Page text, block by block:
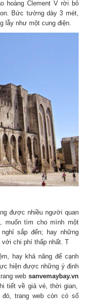
hoàng Clement V rời bỏ
Bức tường dày 3 mét,
lẫy như một cung điện.
được nhiều người quan
muốn tìm cho mình một
sắp đến; hay những
chi phí thấp nhất. T
hay khả năng để cạnh
hiện được những ý định
web sanvemaybay.vn
tiết về giá vé, thời gian,
trang web còn có số